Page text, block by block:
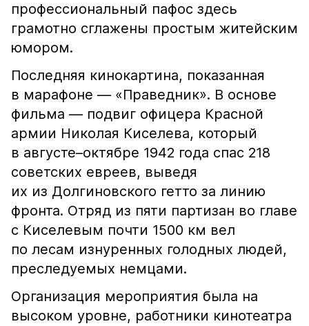
профессиональный пафос здесь
грамотно сглажены простым житейским
юмором.
Последняя кинокартина, показанная
в марафоне — «Праведник». В основе
фильма — подвиг офицера Красной
армии Николая Киселева, который
в августе–октябре 1942 года спас 218
советских евреев, выведя
их из Долгиновского гетто за линию
фронта. Отряд из пяти партизан во главе
с Киселевым почти 1500 км вел
по лесам изнуренных голодных людей,
преследуемых немцами.
Организация мероприятия была на
высоком уровне, работники кинотеатра